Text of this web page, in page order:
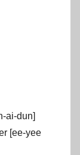
ai-dun]
[ee-yee